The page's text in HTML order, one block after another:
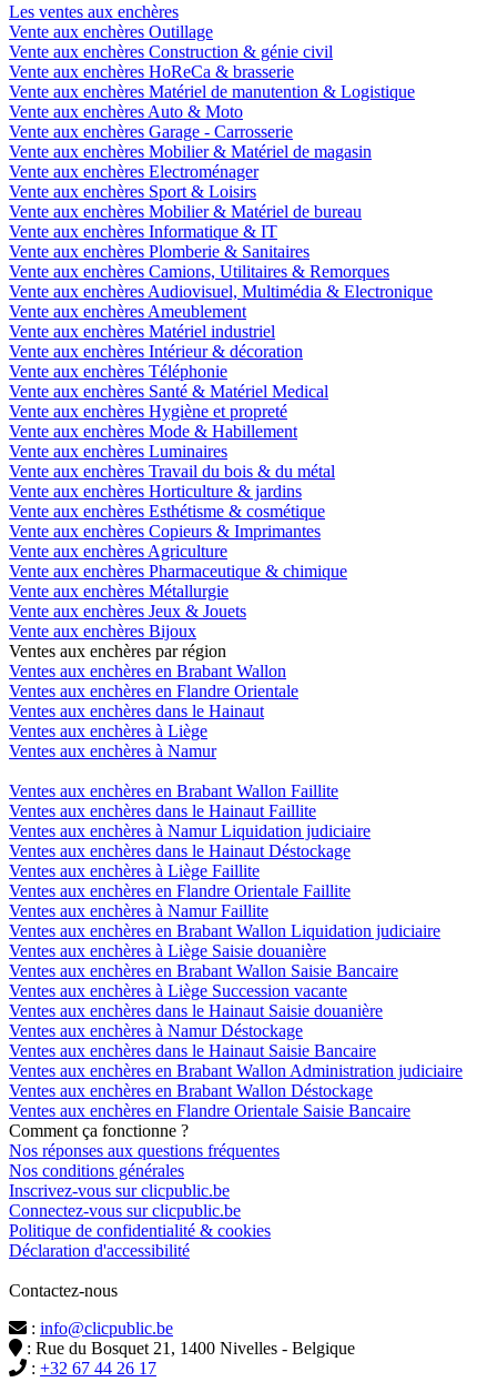
Les ventes aux enchères
Vente aux enchères Outillage
Vente aux enchères Construction & génie civil
Vente aux enchères HoReCa & brasserie
Vente aux enchères Matériel de manutention & Logistique
Vente aux enchères Auto & Moto
Vente aux enchères Garage - Carrosserie
Vente aux enchères Mobilier & Matériel de magasin
Vente aux enchères Electroménager
Vente aux enchères Sport & Loisirs
Vente aux enchères Mobilier & Matériel de bureau
Vente aux enchères Informatique & IT
Vente aux enchères Plomberie & Sanitaires
Vente aux enchères Camions, Utilitaires & Remorques
Vente aux enchères Audiovisuel, Multimédia & Electronique
Vente aux enchères Ameublement
Vente aux enchères Matériel industriel
Vente aux enchères Intérieur & décoration
Vente aux enchères Téléphonie
Vente aux enchères Santé & Matériel Medical
Vente aux enchères Hygiène et propreté
Vente aux enchères Mode & Habillement
Vente aux enchères Luminaires
Vente aux enchères Travail du bois & du métal
Vente aux enchères Horticulture & jardins
Vente aux enchères Esthétisme & cosmétique
Vente aux enchères Copieurs & Imprimantes
Vente aux enchères Agriculture
Vente aux enchères Pharmaceutique & chimique
Vente aux enchères Métallurgie
Vente aux enchères Jeux & Jouets
Vente aux enchères Bijoux
Ventes aux enchères par région
Ventes aux enchères en Brabant Wallon
Ventes aux enchères en Flandre Orientale
Ventes aux enchères dans le Hainaut
Ventes aux enchères à Liège
Ventes aux enchères à Namur
Ventes aux enchères en Brabant Wallon Faillite
Ventes aux enchères dans le Hainaut Faillite
Ventes aux enchères à Namur Liquidation judiciaire
Ventes aux enchères dans le Hainaut Déstockage
Ventes aux enchères à Liège Faillite
Ventes aux enchères en Flandre Orientale Faillite
Ventes aux enchères à Namur Faillite
Ventes aux enchères en Brabant Wallon Liquidation judiciaire
Ventes aux enchères à Liège Saisie douanière
Ventes aux enchères en Brabant Wallon Saisie Bancaire
Ventes aux enchères à Liège Succession vacante
Ventes aux enchères dans le Hainaut Saisie douanière
Ventes aux enchères à Namur Déstockage
Ventes aux enchères dans le Hainaut Saisie Bancaire
Ventes aux enchères en Brabant Wallon Administration judiciaire
Ventes aux enchères en Brabant Wallon Déstockage
Ventes aux enchères en Flandre Orientale Saisie Bancaire
Comment ça fonctionne ?
Nos réponses aux questions fréquentes
Nos conditions générales
Inscrivez-vous sur clicpublic.be
Connectez-vous sur clicpublic.be
Politique de confidentialité & cookies
Déclaration d'accessibilité
Contactez-nous
: info@clicpublic.be
: Rue du Bosquet 21, 1400 Nivelles - Belgique
: +32 67 44 26 17